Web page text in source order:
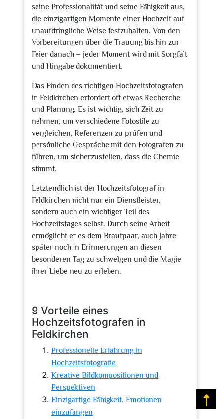
seine Professionalität und seine Fähigkeit aus,
die einzigartigen Momente einer Hochzeit auf
unaufdringliche Weise festzuhalten. Von den
Vorbereitungen über die Trauung bis hin zur
Feier danach – jeder Moment wird mit Sorgfalt
und Hingabe dokumentiert.
Das Finden des richtigen Hochzeitsfotografen
in Feldkirchen erfordert oft etwas Recherche
und Planung. Es ist wichtig, sich Zeit zu
nehmen, um verschiedene Fotostile zu
vergleichen, Referenzen zu prüfen und
persönliche Gespräche mit den Fotografen zu
führen, um sicherzustellen, dass die Chemie
stimmt.
Letztendlich ist der Hochzeitsfotograf in
Feldkirchen nicht nur ein Dienstleister,
sondern auch ein wichtiger Teil des
Hochzeitstages selbst. Durch seine Arbeit
ermöglicht er es dem Brautpaar, auch Jahre
später noch in Erinnerungen an diesen
besonderen Tag zu schwelgen und die Magie
ihrer Liebe neu zu erleben.
9 Vorteile eines
Hochzeitsfotografen in
Feldkirchen
Professionelle Erfahrung in
Hochzeitsfotografie
Kreative Bildkompositionen und
Perspektiven
Einzigartige Fähigkeit, Emotionen
einzufangen